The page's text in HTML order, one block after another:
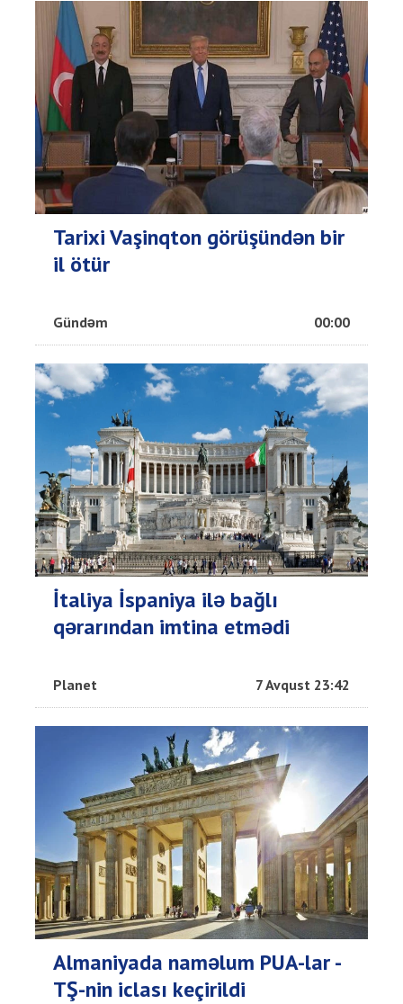
Tarixi Vaşinqton görüşündən bir
il ötür
Gündəm 00:00
İtaliya İspaniya ilə bağlı
qərarından imtina etmədi
Planet 7 Avqust 23:42
Almaniyada naməlum PUA-lar -
TŞ-nin iclası keçirildi